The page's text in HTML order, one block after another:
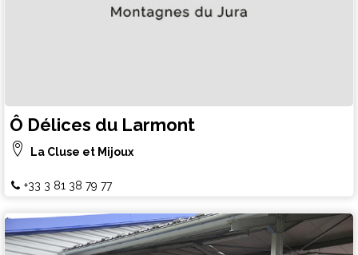
Ô Délices du Larmont
La Cluse et Mijoux
+33 3 81 38 79 77